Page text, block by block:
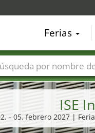
ISE
- 05. febrero 2027 |
Ferias
Nombres de ferias